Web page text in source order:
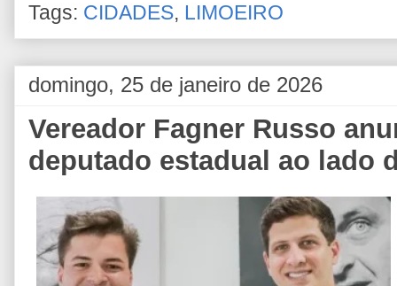
Tags: CIDADES, LIMOEIRO
domingo, 25 de janeiro de 2026
Vereador Fagner Russo
deputado estadual ao lado